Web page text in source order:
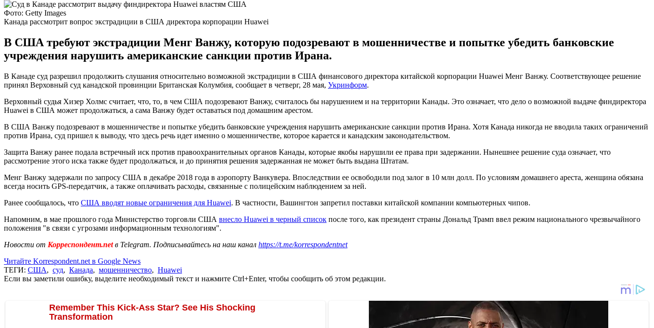
Фото: Getty Images
Канада рассмотрит вопрос экстрадиции в США директора корпорации Huawei
В США требуют экстрадиции Менг Ванжу, которую подозревают в мошенничестве и попытке убедить банковские
учреждения нарушить американские санкции против Ирана.
В Канаде суд разрешил продолжить слушания относительно возможной экстрадиции в США финансового директора китайской корпорации Huawei Менг Ванжу. Соответствующее решение
принял Верховный суд канадской провинции Британская Колумбия, сообщает в четверг, 28 мая, Укринформ.
Верховный судья Хизер Холмс считает, что, то, в чем США подозревают Ванжу, считалось бы нарушением и на территории Канады. Это означает, что дело о возможной выдаче финдиректора
Huawei в США может продолжаться, а сама Ванжу будет оставаться под домашним арестом.
В США Ванжу подозревают в мошенничестве и попытке убедить банковские учреждения нарушить американские санкции против Ирана. Хотя Канада никогда не вводила таких ограничений
против Ирана, суд пришел к выводу, что здесь речь идет именно о мошенничестве, которое карается и канадским законодательством.
Защита Ванжу ранее подала встречный иск против правоохранительных органов Канады, которые якобы нарушили ее права при задержании. Нынешнее решение суда означает, что
рассмотрение этого иска также будет продолжаться, и до принятия решения задержанная не может быть выдана Штатам.
Менг Ванжу задержали по запросу США в декабре 2018 года в аэропорту Ванкувера. Впоследствии ее освободили под залог в 10 млн долл. По условиям домашнего ареста, женщина обязана
всегда носить GPS-передатчик, а также оплачивать расходы, связанные с полицейским наблюдением за ней.
Ранее сообщалось, что США вводят новые ограничения для Huawei. В частности, Вашингтон запретил поставки китайской компании компьютерных чипов.
Напомним, в мае прошлого года Министерство торговли США внесло Huawei в черный список после того, как президент страны Дональд Трамп ввел режим национального чрезвычайного
положения "в связи с угрозами информационным технологиям".
Новости от Корреспондент.netв Telegram. Подписывайтесь на наш канал https://t.me/korrespondentnet
Читайте Korrespondent.net в Google News
ТЕГИ: США, суд, Канада, мошенничество, Huawei
Если вы заметили ошибку, выделите необходимый текст и нажмите Ctrl+Enter, чтобы сообщить об этом редакции.